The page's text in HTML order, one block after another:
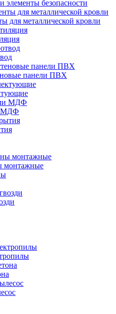
элементы безопасности
для металлической кровли
панели ПВХ
МДФ
монтажные